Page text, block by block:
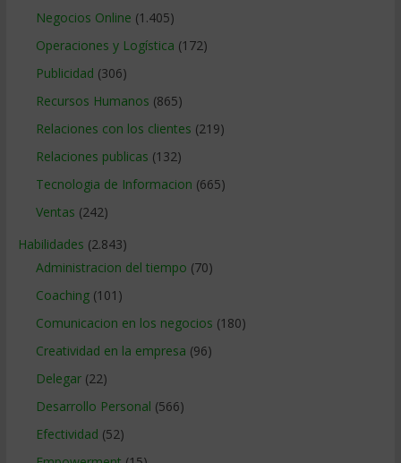
Negocios Online (1.405)
Operaciones y Logística (172)
Publicidad (306)
Recursos Humanos (865)
Relaciones con los clientes (219)
Relaciones publicas (132)
Tecnologia de Informacion (665)
Ventas (242)
Habilidades (2.843)
Administracion del tiempo (70)
Coaching(101)
Comunicacion en los negocios (180)
Creatividad en la empresa (96)
Delegar(22)
Desarrollo Personal (566)
Efectividad (52)